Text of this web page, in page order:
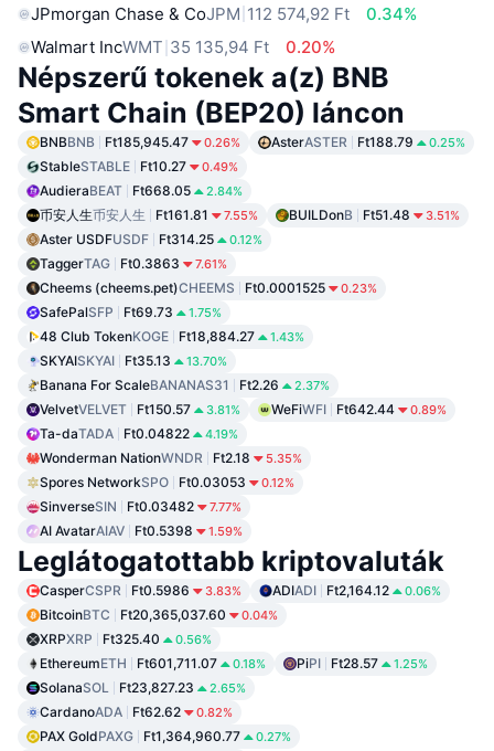
JPmorgan Chase & CoJPM 112 574,92 Ft
0.34%
Walmart IncWMT 35 135,94 Ft 0.20%
Népszerű tokenek a(z) BNB
Smart Chain (BEP20) láncon
BNBBNB Ft185,945.47 0.26% AsterASTER Ft188.79 0.25%
StableSTABLE Ft10.27 0.49%
AudieraBEAT Ft668.05 2.84%
币安人生币安人生 Ft161.81 7.55% BUILDonB Ft51.48 3.51%
Aster USDFUSDF Ft314.25 0.12%
TaggerTAG Ft0.3863 7.61%
Cheems (cheems.pet)CHEEMS Ft0.0001525 0.23%
SafePalSFP Ft69.73 1.75%
48 Club TokenKOGE Ft18,884.27 1.43%
SKYAISKYAI Ft35.13 13.70%
Banana For ScaleBANANAS31 Ft2.26 2.37%
VelvetVELVET Ft150.57 3.81% WeFiWFI Ft642.44 0.89%
Ta-daTADA Ft0.04822 4.19%
Wonderman NationWNDR Ft2.18 5.35%
Spores NetworkSPO Ft0.03053 0.12%
SinverseSIN Ft0.03482 7.77%
AI AvatarAIAV Ft0.5398 1.59%
Leglátogatottabb kriptovaluták
CasperCSPR Ft0.5986 3.83% ADIADI Ft2,164.12 0.06%
BitcoinBTC Ft20,365,037.60 0.04%
XRPXRP Ft325.40 0.56%
EthereumETH Ft601,711.07 0.18% PiPI Ft28.57 1.25%
SolanaSOL Ft23,827.23 2.65%
CardanoADA Ft62.62 0.82%
PAX GoldPAXG Ft1,364,960.77 0.27%